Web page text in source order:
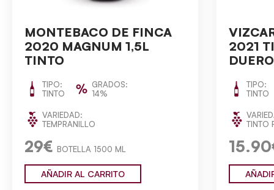
MONTEBACO DE FINCA
2020 MAGNUM 1,5L
TINTO
TIPO:
TINTO
GRADOS:
14%
VARIEDAD:
TEMPRANILLO
29€ BOTELLA 1500 ML
AÑADIR AL CARRITO
2021
DUERO
TIPO:
TINTO
TINTO